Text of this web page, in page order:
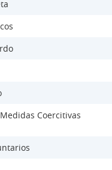
Coercitivas